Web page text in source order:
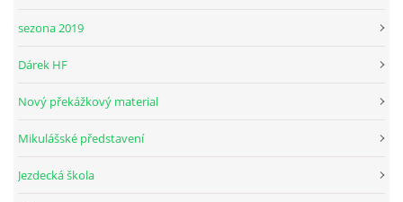
PRAZDNINOVÝ KROUŽEK
sezona 2019
Dárek HF
Nový překážkový material
Mikulášské představení
Jezdecká škola